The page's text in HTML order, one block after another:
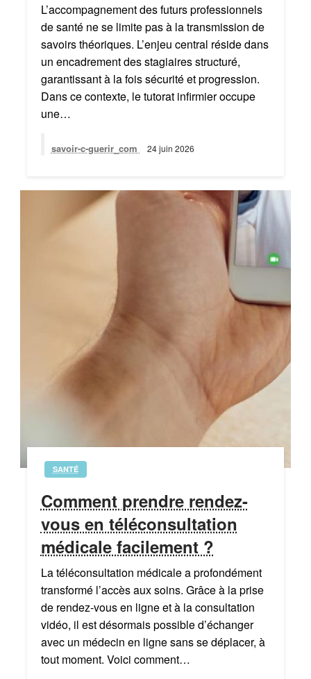
L’accompagnement des futurs professionnels
de santé ne se limite pas à la transmission de
savoirs théoriques. L’enjeu central réside dans
un encadrement des stagiaires structuré,
garantissant à la fois sécurité et progression.
Dans ce contexte, le tutorat infirmier occupe
une…
savoir-c-guerir_com 24 juin 2026
SANTÉ
Comment prendre rendez-
vous en téléconsultation
médicale facilement ?
La téléconsultation médicale a profondément
transformé l’accès aux soins. Grâce à la prise
de rendez-vous en ligne et à la consultation
vidéo, il est désormais possible d’échanger
avec un médecin en ligne sans se déplacer, à
tout moment. Voici comment…